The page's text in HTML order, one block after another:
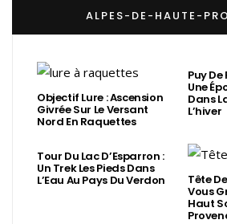
ALPES-DE-HAUTE-
Objectif Lure : Ascension
Givrée Sur Le Versant
Nord En Raquettes
Puy
Une
Dans
L’hiver
Tour Du Lac D’Esparron :
Un Trek Les Pieds Dans
L’Eau Au Pays Du Verdon Tête
Vous
Haut